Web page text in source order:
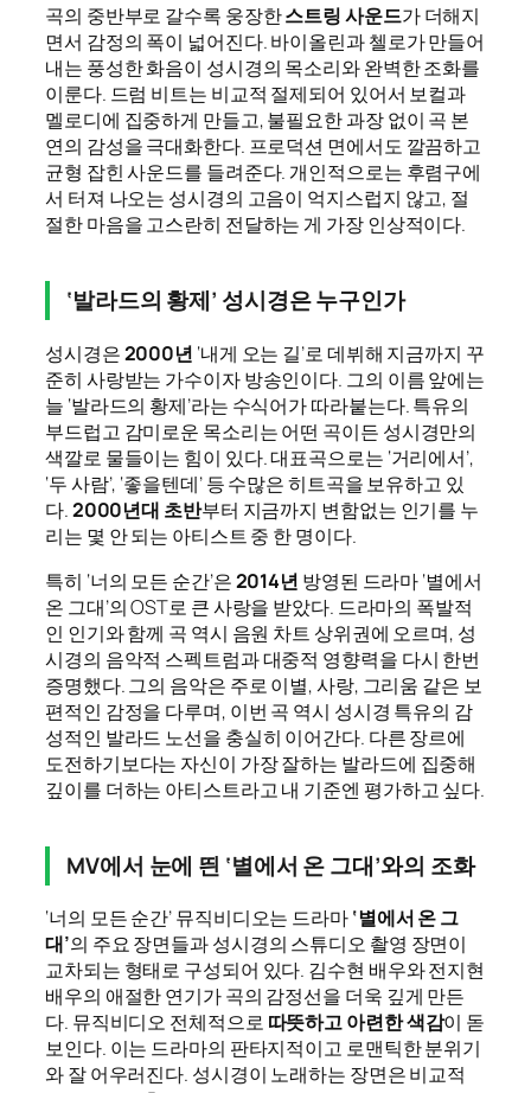
곡의 중반부로 갈수록 웅장한스트링 사운드가 더해지
면서 감정의 폭이 넓어진다. 바이올린과 첼로가 만들어
내는 풍성한 화음이 성시경의 목소리와 완벽한 조화를
이룬다. 드럼 비트는 비교적 절제되어 있어서 보컬과
멜로디에 집중하게 만들고, 불필요한 과장 없이 곡 본
연의 감성을 극대화한다. 프로덕션 면에서도 깔끔하고
균형 잡힌 사운드를 들려준다. 개인적으로는 후렴구에
서 터져 나오는 성시경의 고음이 억지스럽지 않고, 절
절한 마음을 고스란히 전달하는 게 가장 인상적이다.
‘발라드의 황제’ 성시경은 누구인가
성시경은2000년 ‘내게 오는 길’로 데뷔해 지금까지 꾸
준히 사랑받는 가수이자 방송인이다. 그의 이름 앞에는
늘 ‘발라드의 황제’라는 수식어가 따라붙는다. 특유의
부드럽고 감미로운 목소리는 어떤 곡이든 성시경만의
색깔로 물들이는 힘이 있다. 대표곡으로는 ‘거리에서’,
‘두 사람’, ‘좋을텐데’ 등 수많은 히트곡을 보유하고 있
다.2000년대 초반부터 지금까지 변함없는 인기를 누
리는 몇 안 되는 아티스트 중 한 명이다.
특히 ‘너의 모든 순간’은2014년 방영된 드라마 ‘별에서
온 그대’의 OST로 큰 사랑을 받았다. 드라마의 폭발적
인 인기와 함께 곡 역시 음원 차트 상위권에 오르며, 성
시경의 음악적 스펙트럼과 대중적 영향력을 다시 한번
증명했다. 그의 음악은 주로 이별, 사랑, 그리움 같은 보
편적인 감정을 다루며, 이번 곡 역시 성시경 특유의 감
성적인 발라드 노선을 충실히 이어간다. 다른 장르에
도전하기보다는 자신이 가장 잘하는 발라드에 집중해
깊이를 더하는 아티스트라고 내 기준엔 평가하고 싶다.
MV에서 눈에 띈 ‘별에서 온 그대’와의 조화
‘너의 모든 순간’ 뮤직비디오는 드라마‘별에서 온 그
대’의 주요 장면들과 성시경의 스튜디오 촬영 장면이
교차되는 형태로 구성되어 있다. 김수현 배우와 전지현
배우의 애절한 연기가 곡의 감정선을 더욱 깊게 만든
다. 뮤직비디오 전체적으로 따뜻하고 아련한 색감이 돋
보인다. 이는 드라마의 판타지적이고 로맨틱한 분위기
와 잘 어우러진다. 성시경이 노래하는 장면은 비교적